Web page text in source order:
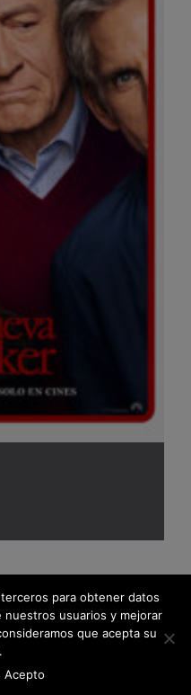
para obtener datos
usuarios y mejorar
que acepta su
Acepto